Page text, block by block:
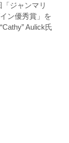
ジャンマリ
ン優秀賞」を
Aulick氏